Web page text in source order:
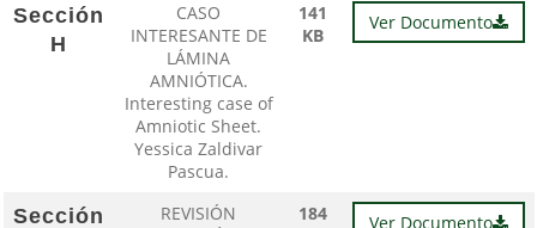
Sección
H
CASO
INTERESANTE DE
LÁMINA
AMNIÓTICA.
Interesting case of
Amniotic Sheet.
Yessica Zaldivar
Pascua.
141
KB
Ver Documento
Sección
REVISIÓN
184
Ver Documento